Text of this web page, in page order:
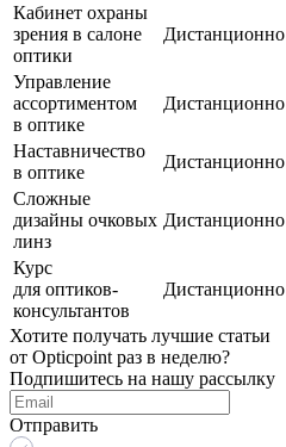
Кабинет охраны
зрения в салоне
оптики
Дистанционно
Управление
ассортиментом
в оптике
Дистанционно
Наставничество
в оптике
Дистанционно
Сложные
дизайны очковых
линз
Дистанционно
Курс
для оптиков-
консультантов
Дистанционно
Хотите получать лучшие статьи
от Opticpoint раз в неделю?
Подпишитесь на нашу рассылку
Отправить